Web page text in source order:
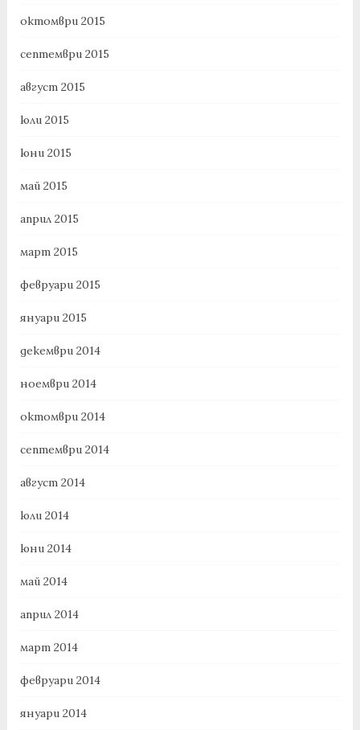
октомври 2015
септември 2015
август 2015
юли 2015
юни 2015
май 2015
април 2015
март 2015
февруари 2015
януари 2015
декември 2014
ноември 2014
октомври 2014
септември 2014
август 2014
юли 2014
юни 2014
май 2014
април 2014
март 2014
февруари 2014
януари 2014